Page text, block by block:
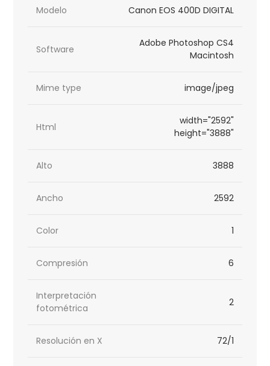
Modelo Canon EOS 400D DIGITAL
Software
Adobe Photoshop CS4
Macintosh
Mime type image/jpeg
Html
width="2592"
height="3888"
Alto 3888
Ancho 2592
Color 1
Compresión 6
Interpretación
fotométrica
2
Resolución en X 72/1